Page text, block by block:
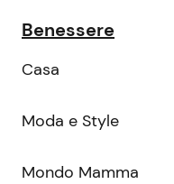
Benessere
Casa
Moda e Style
Mondo Mamma